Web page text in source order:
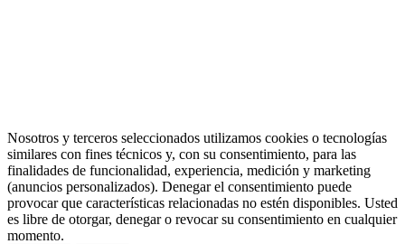
Nosotros y terceros seleccionados utilizamos cookies o tecnologías
similares con fines técnicos y, con su consentimiento, para las
finalidades de funcionalidad, experiencia, medición y marketing
(anuncios personalizados). Denegar el consentimiento puede
provocar que características relacionadas no estén disponibles. Usted
es libre de otorgar, denegar o revocar su consentimiento en cualquier
momento.